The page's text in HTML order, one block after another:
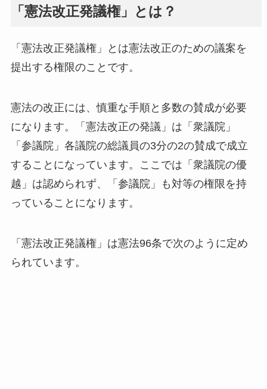
「憲法改正発議権」とは？
「憲法改正発議権」とは憲法改正のための議案を
提出する権限のことです。
憲法の改正には、慎重な手順と多数の賛成が必要
になります。「憲法改正の発議」は「衆議院」
「参議院」各議院の総議員の3分の2の賛成で成立
することになっています。ここでは「衆議院の優
越」は認められず、「参議院」も対等の権限を持
っていることになります。
「憲法改正発議権」は憲法96条で次のように定め
られています。